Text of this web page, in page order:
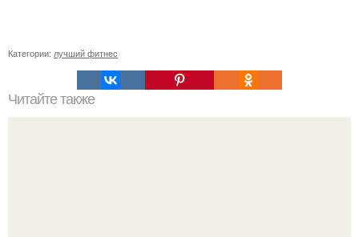
Категории: лучший фитнес
Читайте также